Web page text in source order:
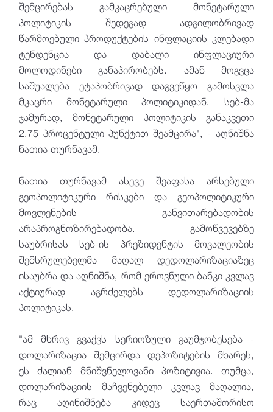
შემცირებას გამკაცრებული მონეტარული
პოლიტიკის შედეგად ადგილობრივად
წარმოებული პროდუქტების ინფლაციის კლებადი
ტენდენცია და დაბალი ინფლაციური
მოლოდინები განაპირობებს. ამან მოგვცა
საშუალება ეტაპობრივად დაგვეწყო გამოსვლა
მკაცრი მონეტარული პოლიტიკიდან. სებ-მა
ჯამურად, მონეტარული პოლიტიკის განაკვეთი
2.75 პროცენტული პუნქტით შეამცირა", - აღნიშნა
ნათია თურნავამ.
ნათია თურნავამ ასევე შეაფასა არსებული
გეოპოლიტიკური რისკები და გეოპოლიტიკური
მოვლენების განვითარებადობის
არაპროგნოზირებადობა. გამოწვევებზე
საუბრისას სებ-ის პრეზიდენტის მოვალეობის
შემსრულებელმა მაღალ დედოლარიზაციაზეც
ისაუბრა და აღნიშნა, რომ ეროვნული ბანკი კვლავ
აქტიურად აგრძელებს დედოლარიზაციის
პოლიტიკას.
"ამ მხრივ გვაქვს სერიოზული გაუმჯობესება -
დოლარიზაცია შემცირდა დეპოზიტების მხარეს,
ეს ძალიან მნიშვნელოვანი პოზიტივია. თუმცა,
დოლარიზაციის მაჩვენებელი კვლავ მაღალია,
რაც აღინიშნება კიდეც საერთაშორისო